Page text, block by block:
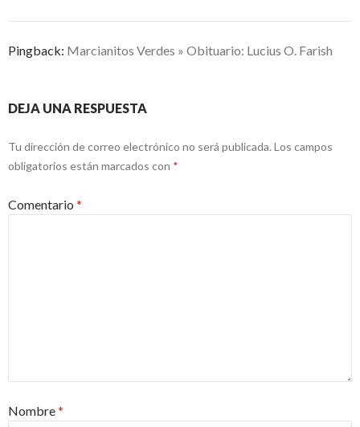
Pingback: Marcianitos Verdes » Obituario: Lucius O. Farish
DEJA UNA RESPUESTA
Tu dirección de correo electrónico no será publicada. Los campos
obligatorios están marcados con *
Comentario *
Nombre*